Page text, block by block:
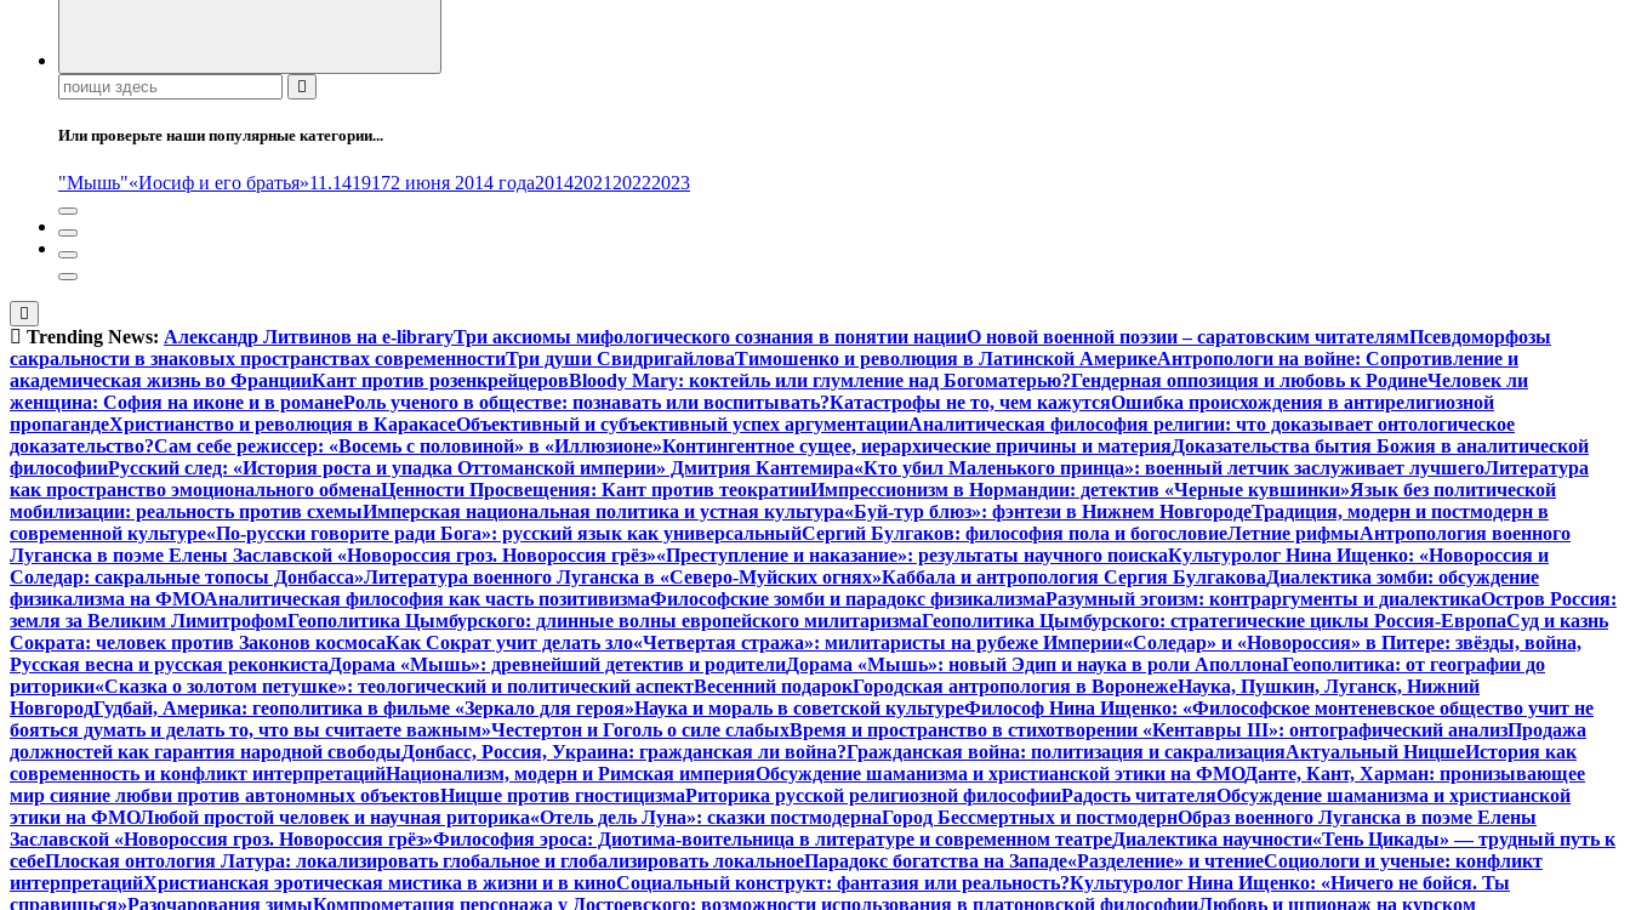
Поиск:
Или проверьте наши популярные категории...
"Мышь"«Иосиф и его братья»11.1419172 июня 2014 года20142021 20222023
Trending News: Александр Литвинов на e-libraryТри аксиомы мифологического сознания в понятии нацииО новой военной поэзии – саратовским читателямПсевдоморфозы
сакральности в знаковых пространствах современностиТри души СвидригайловаТимошенко и революция в Латинской АмерикеАнтропологи на войне: Сопротивление и
академическая жизнь во ФранцииКант против розенкрейцеровBloody Mary: коктейль или глумление над Богоматерью?Гендерная оппозиция и любовь к РодинеЧеловек ли
женщина: София на иконе и в романеРоль ученого в обществе: познавать или воспитывать?Катастрофы не то, чем кажутсяОшибка происхождения в антирелигиозной
пропагандеХристианство и революция в КаракасеОбъективный и субъективный успех аргументацииАналитическая философия религии: что доказывает онтологическое
доказательство?Сам себе режиссер: «Восемь с половиной» в «Иллюзионе»Контингентное сущее, иерархические причины и материяДоказательства бытия Божия в аналитической
философииРусский след: «История роста и упадка Оттоманской империи» Дмитрия Кантемира«Кто убил Маленького принца»: военный летчик заслуживает лучшегоЛитература
как пространство эмоционального обменаЦенности Просвещения: Кант против теократииИмпрессионизм в Нормандии: детектив «Черные кувшинки»Язык без политической
мобилизации: реальность против схемыИмперская национальная политика и устная культура«Буй-тур блюз»: фэнтези в Нижнем НовгородеТрадиция, модерн и постмодерн в
современной культуре«По-русски говорите ради Бога»: русский язык как универсальныйСергий Булгаков: философия пола и богословиеЛетние рифмыАнтропология военного
Луганска в поэме Елены Заславской «Новороссия гроз. Новороссия грёз»«Преступление и наказание»: результаты научного поискаКультуролог Нина Ищенко: «Новороссия и
Соледар: сакральные топосы Донбасса»Литература военного Луганска в «Северо-Муйских огнях»Каббала и антропология Сергия БулгаковаДиалектика зомби: обсуждение
физикализма на ФМОАналитическая философия как часть позитивизмаФилософские зомби и парадокс физикализмаРазумный эгоизм: контраргументы и диалектикаОстров Россия:
земля за Великим ЛимитрофомГеополитика Цымбурского: длинные волны европейского милитаризмаГеополитика Цымбурского: стратегические циклы Россия-ЕвропаСуд и казнь
Сократа: человек против Законов космосаКак Сократ учит делать зло«Четвертая стража»: милитаристы на рубеже Империи«Соледар» и «Новороссия» в Питере: звёзды, война,
Русская весна и русская реконкистаДорама «Мышь»: древнейший детектив и родителиДорама «Мышь»: новый Эдип и наука в роли АполлонаГеополитика: от географии до
риторики«Сказка о золотом петушке»: теологический и политический аспектВесенний подарокГородская антропология в ВоронежеНаука, Пушкин, Луганск, Нижний
НовгородГудбай, Америка: геополитика в фильме «Зеркало для героя»Наука и мораль в советской культуреФилософ Нина Ищенко: «Философское монтеневское общество учит не
бояться думать и делать то, что вы считаете важным»Честертон и Гоголь о силе слабыхВремя и пространство в стихотворении «Кентавры III»: онтографический анализПродажа
должностей как гарантия народной свободыДонбасс, Россия, Украина: гражданская ли война?Гражданская война: политизация и сакрализацияАктуальный НицшеИстория как
современность и конфликт интерпретацийНационализм, модерн и Римская империяОбсуждение шаманизма и христианской этики на ФМОДанте, Кант, Харман: пронизывающее
мир сияние любви против автономных объектовНицше против гностицизмаРиторика русской религиозной философииРадость читателяОбсуждение шаманизма и христианской
этики на ФМОЛюбой простой человек и научная риторика«Отель дель Луна»: сказки постмодернаГород Бессмертных и постмодернОбраз военного Луганска в поэме Елены
Заславской «Новороссия гроз. Новороссия грёз»Философия эроса: Диотима-воительница в литературе и современном театреДиалектика научности«Тень Цикады» — трудный путь к
себеПлоская онтология Латура: локализировать глобальное и глобализировать локальноеПарадокс богатства на Западе«Разделение» и чтениеСоциологи и ученые: конфликт
интерпретацийХристианская эротическая мистика в жизни и в киноСоциальный конструкт: фантазия или реальность?Культуролог Нина Ищенко: «Ничего не бойся. Ты
справишься»Разочарования зимыКомпрометация персонажа у Достоевского: возможности использования в платоновской философииЛюбовь и шпионаж на курском